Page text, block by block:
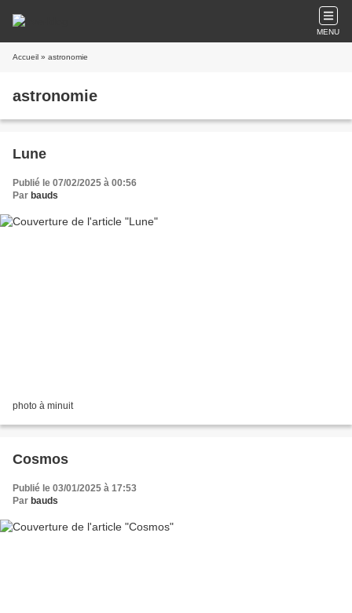
MENU
Accueil » astronomie
astronomie
Lune
Publié le 07/02/2025 à 00:56
Par bauds
photo à minuit
Cosmos
Publié le 03/01/2025 à 17:53
Par bauds